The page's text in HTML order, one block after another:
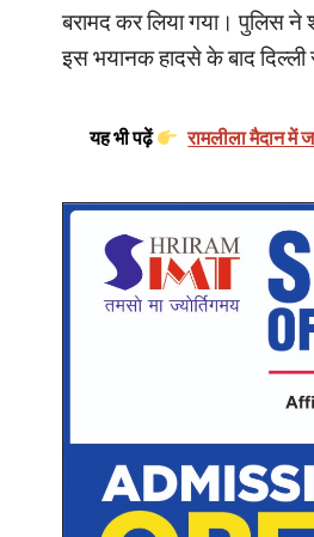
बरामद कर लिया गया। पुलिस
इस भयानक हादसे के बाद दिल्ली
यह भी पढ़ें रामलीला मैदान में